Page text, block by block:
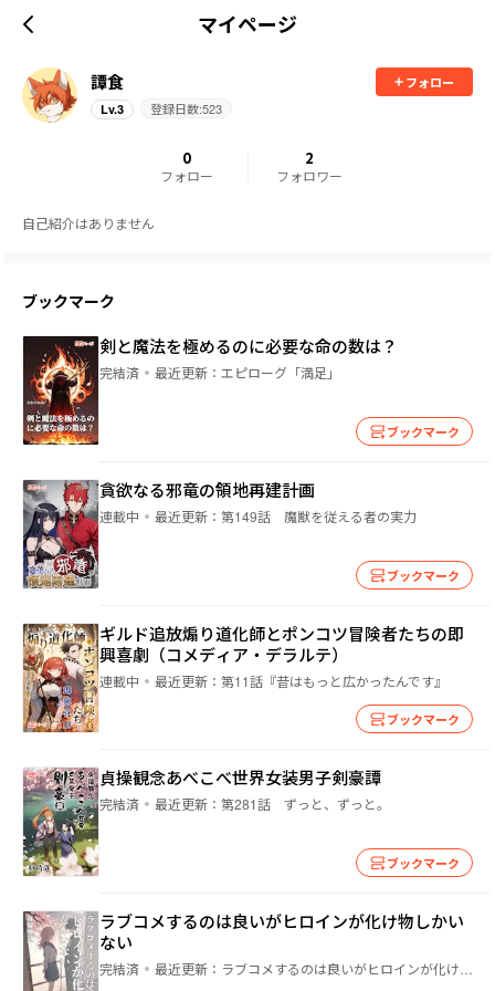
マイページ
譚食
フォロー
Lv.3 登録日数:523
0
フォロー
2
フォロワー
自己紹介はありません
ブックマーク
剣と魔法を極めるのに必要な命の数は？
完結済 最近更新： エピローグ「満足」
ブックマーク
貪欲なる邪竜の領地再建計画
連載中 最近更新： 第149話 魔獣を従える者の実力
ブックマーク
ギルド追放煽り道化師とポンコツ冒険者たちの即
興喜劇（コメディア・デラルテ）
連載中 最近更新： 第11話『昔はもっと広かったんです』
ブックマーク
貞操観念あべこべ世界女装男子剣豪譚
完結済 最近更新： 第281話 ずっと、ずっと。
ブックマーク
ラブコメするのは良いがヒロインが化け物しかい
ない
完結済 最近更新： ラブコメするのは良いがヒロインが化け物しかいない